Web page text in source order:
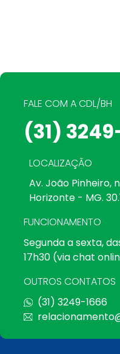
FALE COM A CDL/BH
(31)
LOCALIZAÇÃO
Av. João Pinheiro,
Horizonte - MG.
FUNCIONAMENTO
Segunda a sexta,
17h30 (via chat
OUTROS CONTATOS
(31) 3249-1666